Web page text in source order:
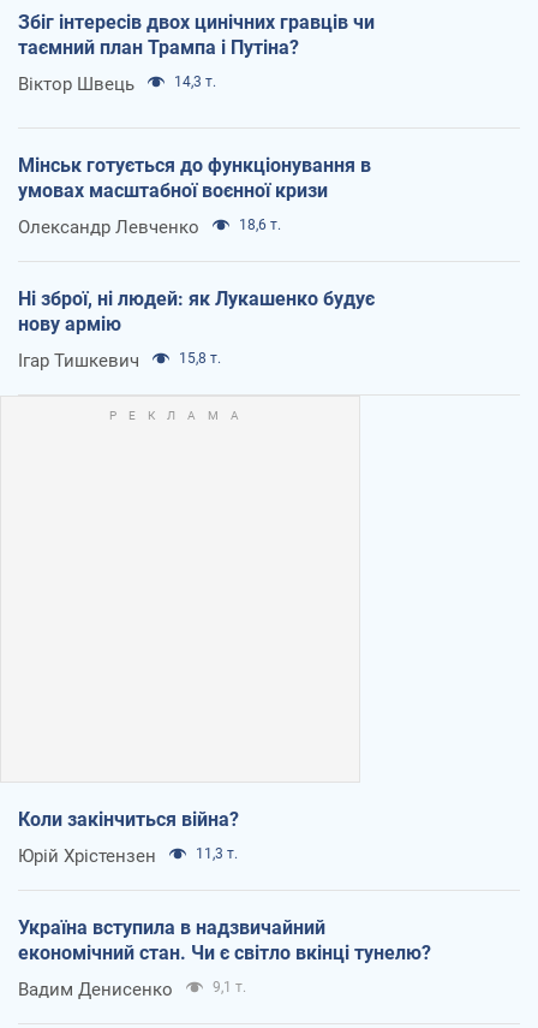
Збіг інтересів двох цинічних гравців чи
таємний план Трампа і Путіна?
Віктор Швець 14,3 т.
Мінськ готується до функціонування в
умовах масштабної воєнної кризи
Олександр Левченко 18,6 т.
Ні зброї, ні людей: як Лукашенко будує
нову армію
Ігар Тишкевич 15,8 т.
Коли закінчиться війна?
Юрій Хрістензен 11,3 т.
Україна вступила в надзвичайний
економічний стан. Чи є світло вкінці тунелю?
Вадим Денисенко 9,1 т.